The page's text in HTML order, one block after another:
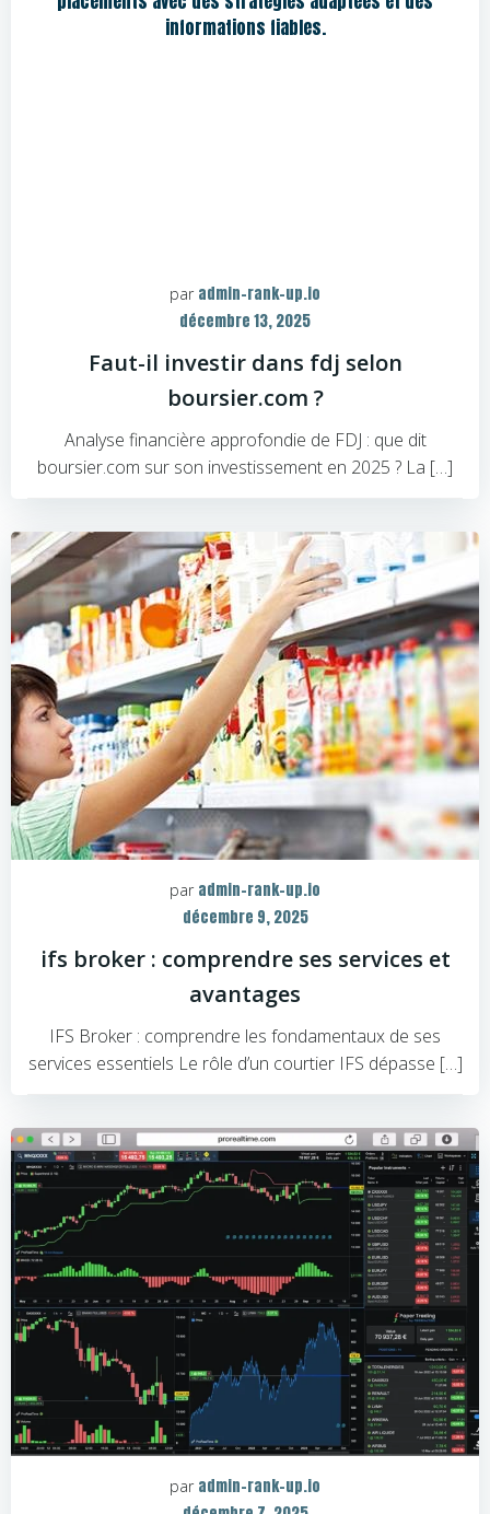
par admin-rank-up.io
décembre 13, 2025
Faut-il investir dans fdj selon
boursier.com ?
Analyse financière approfondie de FDJ : que dit
boursier.com sur son investissement en 2025 ? La […]
par admin-rank-up.io
décembre 9, 2025
ifs broker : comprendre ses services et
avantages
IFS Broker : comprendre les fondamentaux de ses
services essentiels Le rôle d’un courtier IFS dépasse […]
par admin-rank-up.io